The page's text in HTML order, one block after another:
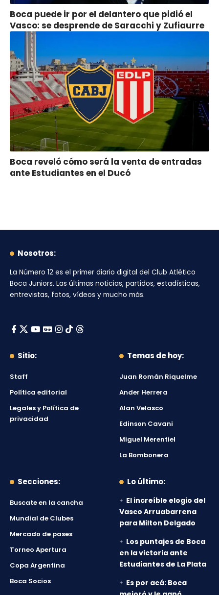
Boca puede ir por el delantero que pidió el
Vasco: se desprende de Saracchi y Zufiaurre
Boca reveló cómo será la venta de entradas
ante Estudiantes en el Ducó
Nosotros:
La Número 12 es el primer diario digital del Club Atlético
Boca Juniors. Las últimas noticias, partidos, estadísticas,
entrevistas, fotos, vídeos y mucho más.
Sitio:
Staff
Política editorial
Legales y Política de
privacidad
Temas de hoy:
Juan Román Riquelme
Ander Herrera
Alan Velasco
Edinson Cavani
Miguel Merentiel
La Bombonera
Secciones:
Buscate en la cancha
Mundial de Clubes
Mercado de pases
Torneo Apertura
Copa Argentina
Boca Socios
Lo último:
El increíble elogio del
Vasco Arruabarrena
para Milton Delgado
Los puntajes de Boca
en la victoria ante
Estudiantes de La Plata
Es por acá: Boca